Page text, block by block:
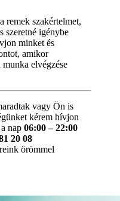
remek szakértelmet,
szeretné igénybe
minket és
amikor
elvégzése
vagy Ön is
kérem hívjon
nap 06:00 – 22:00
20 08
örömmel